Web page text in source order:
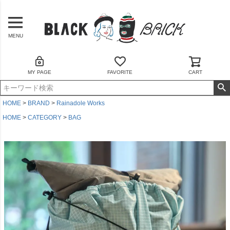
MENU
MY PAGE FAVORITE CART
HOME BRAND
Rainadole Works
HOME
CATEGORY BAG